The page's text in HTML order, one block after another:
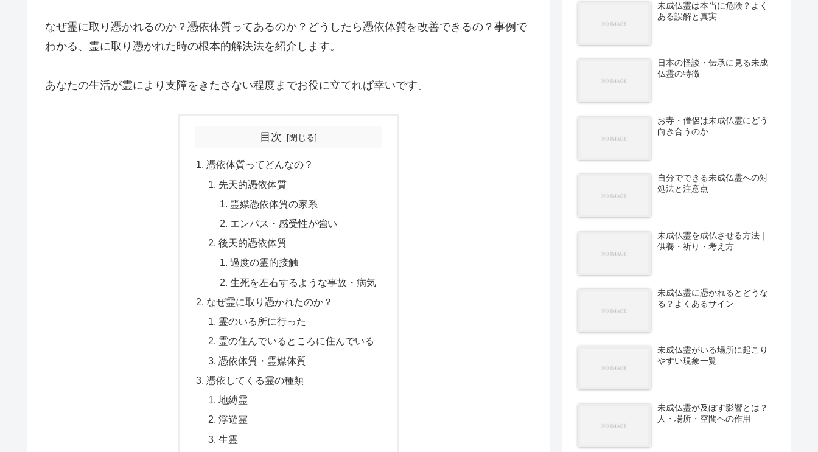
なぜ霊に取り憑かれるのか？憑依体質ってあるのか？どうしたら憑依体質を改善できるの？事例で
わかる、霊に取り憑かれた時の根本的解決法を紹介します。
あなたの生活が霊により支障をきたさない程度までお役に立てれば幸いです。
目次
憑依体質ってどんなの？
先天的憑依体質
霊媒憑依体質の家系
エンパス・感受性が強い
後天的憑依体質
過度の霊的接触
生死を左右するような事故・病気
なぜ霊に取り憑かれたのか？
霊のいる所に行った
霊の住んでいるところに住んでいる
憑依体質・霊媒体質
憑依してくる霊の種類
地縛霊
浮遊霊
生霊
未成仏霊は本当に危険？よく
ある誤解と真実
日本の怪談・伝承に見る未成
仏霊の特徴
お寺・僧侶は未成仏霊にどう
向き合うのか
自分でできる未成仏霊への対
処法と注意点
未成仏霊を成仏させる方法｜
供養・祈り・考え方
未成仏霊に憑かれるとどうな
る？よくあるサイン
未成仏霊がいる場所に起こり
やすい現象一覧
未成仏霊が及ぼす影響とは？
人・場所・空間への作用